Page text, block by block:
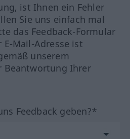
ist Ihnen ein Fehler
Sie uns einfach mal
das Feedback-Formular
E-Mail-Adresse ist
unserem
Beantwortung Ihrer
Feedback geben?*